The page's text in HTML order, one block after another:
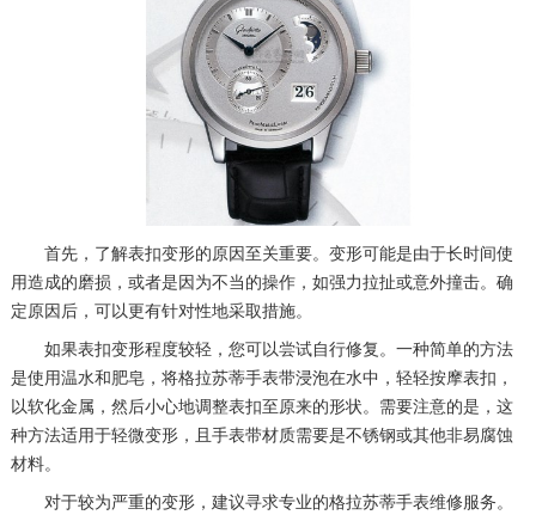
首先，了解表扣变形的原因至关重要。变形可能是由于长时间使
用造成的磨损，或者是因为不当的操作，如强力拉扯或意外撞击。确
定原因后，可以更有针对性地采取措施。
如果表扣变形程度较轻，您可以尝试自行修复。一种简单的方法
是使用温水和肥皂，将格拉苏蒂手表带浸泡在水中，轻轻按摩表扣，
以软化金属，然后小心地调整表扣至原来的形状。需要注意的是，这
种方法适用于轻微变形，且手表带材质需要是不锈钢或其他非易腐蚀
材料。
对于较为严重的变形，建议寻求专业的格拉苏蒂手表维修服务。